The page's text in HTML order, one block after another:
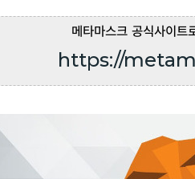
메타마스크 공식사이
https://